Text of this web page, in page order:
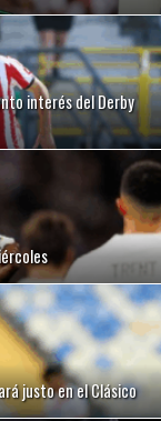
interés del Derby
justo en el Clásico